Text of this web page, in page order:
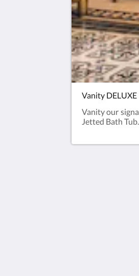
Vanity DELUXE
Vanity our
Jetted Bath